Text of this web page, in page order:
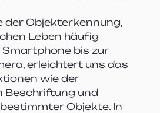
der Objekterkennung,
Leben häufig
Smartphone bis zur
erleichtert uns das
wie der
und
Objekte. In